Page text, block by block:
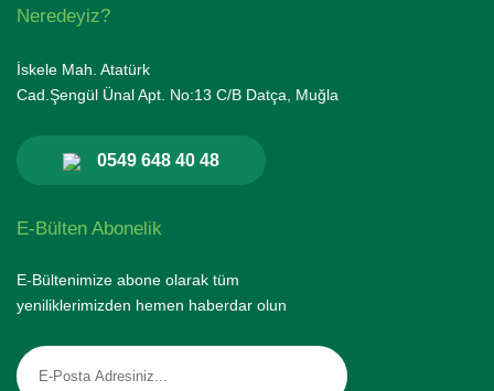
Neredeyiz?
İskele Mah. Atatürk
Cad.Şengül Ünal Apt. No:13 C/B Datça, Muğla
0549 648 40 48
E-Bülten Abonelik
E-Bültenimize abone olarak tüm
yeniliklerimizden hemen haberdar olun